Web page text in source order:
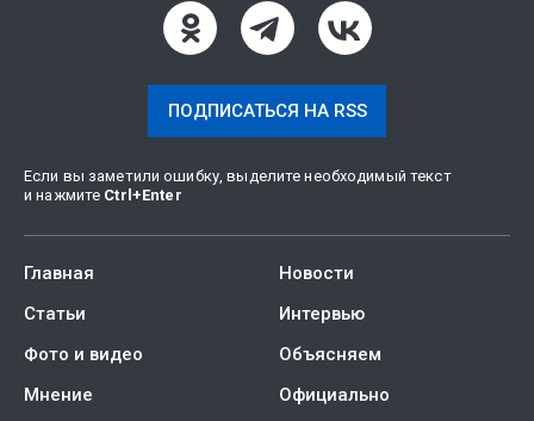
ПОДПИСАТЬСЯ НА RSS
Если вы заметили ошибку, выделите необходимый текст
и нажмите Ctrl +Enter
Главная
Новости
Статьи
Интервью
Фото и видео
Объясняем
Мнение
Официально